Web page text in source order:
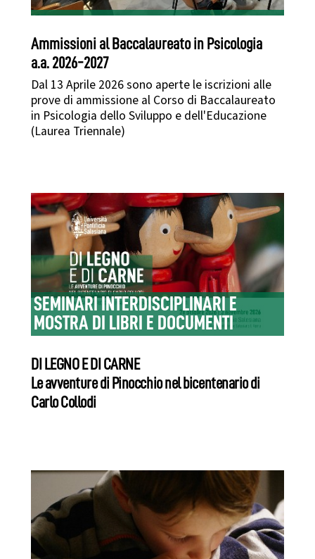
Ammissioni al Baccalaureato in Psicologia
a.a. 2026-2027
Dal 13 Aprile 2026 sono aperte le iscrizioni alle
prove di ammissione al Corso di Baccalaureato
in Psicologia dello Sviluppo e dell'Educazione
(Laurea Triennale)
SEMINARI INTERDISCIPLINARI E
MOSTRA DI LIBRI E DOCUMENTI
DI LEGNO E DI CARNE
Le avventure di Pinocchio nel bicentenario di
Carlo Collodi